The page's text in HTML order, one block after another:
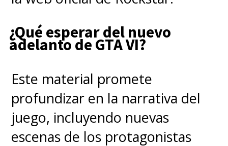
¿Qué esperar del nuevo
adelanto de GTA VI?
Este material promete
profundizar en la narrativa del
juego, incluyendo nuevas
escenas de los protagonistas